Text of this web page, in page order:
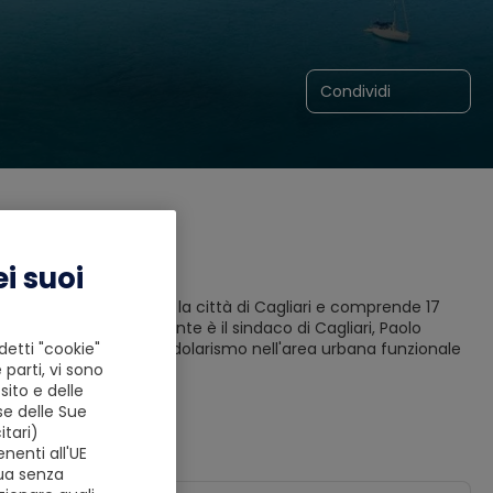
Condividi
La sua capitale è la città di Cagliari e comprende 17
L'attuale presidente è il sindaco di Cagliari, Paolo
a causa del pendolarismo nell'area urbana funzionale
suoi
"cookie"
vi sono
e delle
delle Sue
all'UE
senza